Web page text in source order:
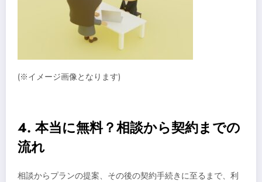
(※イメージ画像となります)
4. 本当に無料？相談から契約までの
流れ
相談からプランの提案、その後の契約手続きに至るまで、利